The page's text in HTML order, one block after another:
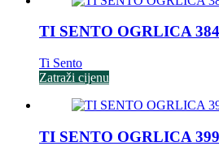
TI SENTO OGRLICA
Ti Sento
Zatraži cijenu
TI SENTO OGRLICA